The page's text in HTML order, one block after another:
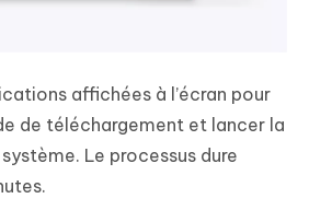
affichées à l’écran pour
de téléchargement et lancer la
Le processus dure